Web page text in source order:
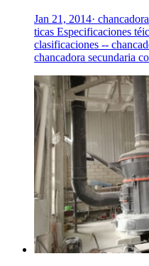
Jan 21, 2014·
ticas Especificaciones
clasificaciones --
chancadora secundaria